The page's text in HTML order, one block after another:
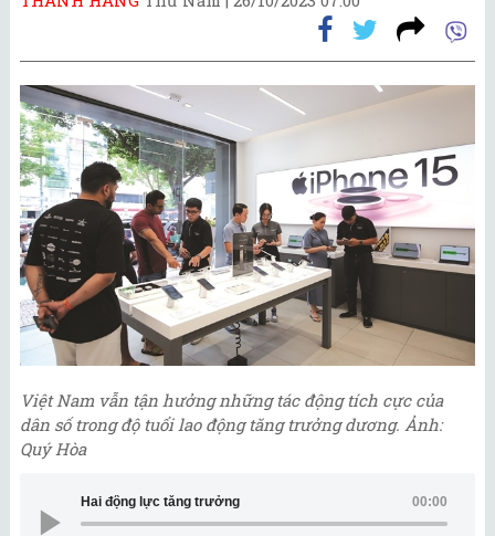
Việt Nam vẫn tận hưởng những tác động tích cực của
dân số trong độ tuổi lao động tăng trưởng dương. Ảnh:
Quý Hòa
00:00
Hai động lực tăng trưởng